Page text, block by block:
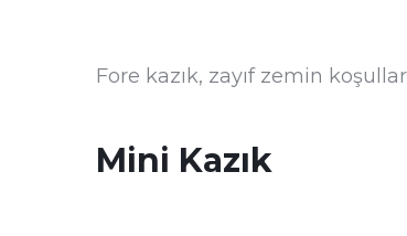
Fore kazık, zayıf zemin
Mini Kazık